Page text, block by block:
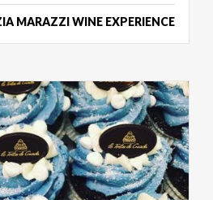
MARAZZI WINE EXPERIENCE